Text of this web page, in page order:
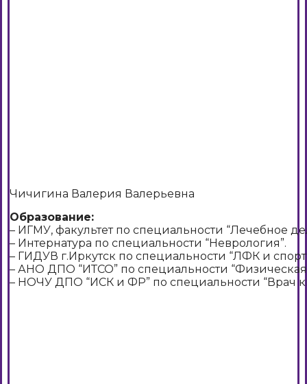
Чичигина Валерия Валерьевна
Образование:
– ИГМУ, факультет по специальности “Лечебное
– Интернатура по специальности “Неврология”.
– ГИДУВ г.Иркутск по специальности “ЛФК и
– АНО ДПО “ИТСО” по специальности “Физическая
– НОЧУ ДПО “ИСК и ФР” по специальности “Врач